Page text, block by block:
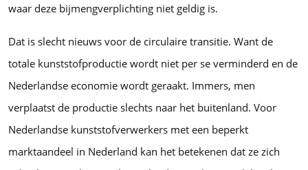
waar deze bijmengverplichting niet geldig is.
Dat is slecht nieuws voor de circulaire transitie. Want de
totale kunststofproductie wordt niet per se verminderd en de
Nederlandse economie wordt geraakt. Immers, men
verplaatst de productie slechts naar het buitenland. Voor
Nederlandse kunststofverwerkers met een beperkt
marktaandeel in Nederland kan het betekenen dat ze zich